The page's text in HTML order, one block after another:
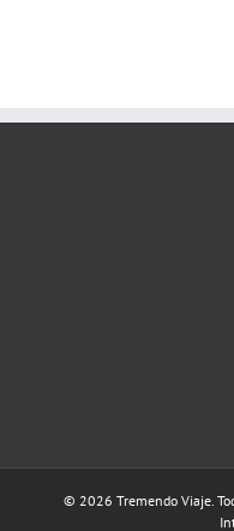
© 2026 Tremendo Viaje.